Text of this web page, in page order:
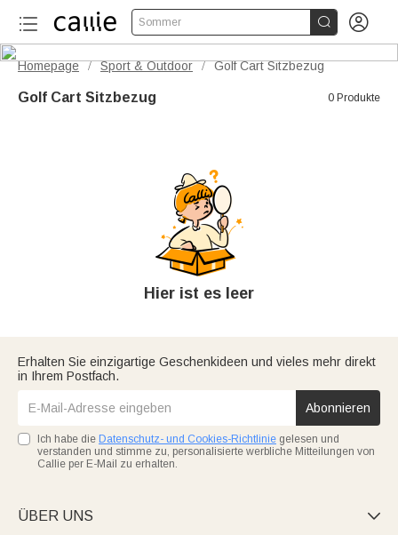
Sommer  
Homepage / Sport & Outdoor / Golf Cart Sitzbezug
Golf Cart Sitzbezug 0 Produkte
Hier ist es leer
Erhalten Sie einzigartige Geschenkideen und vieles mehr direkt
in Ihrem Postfach.
Abonnieren
Ich habe die Datenschutz- und Cookies-Richtlinie gelesen und
verstanden und stimme zu, personalisierte werbliche Mitteilungen von
Callie per E-Mail zu erhalten.
ÜBER UNS 